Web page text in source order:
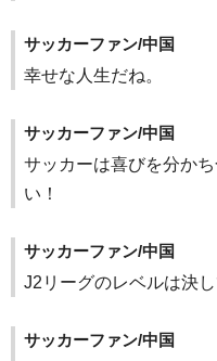
サッカーファン/中国
幸せな人生だね。
サッカーファン/中国
サッカーは喜びを分か
い！
サッカーファン/中国
J2リーグのレベルは決し
サッカーファン/中国